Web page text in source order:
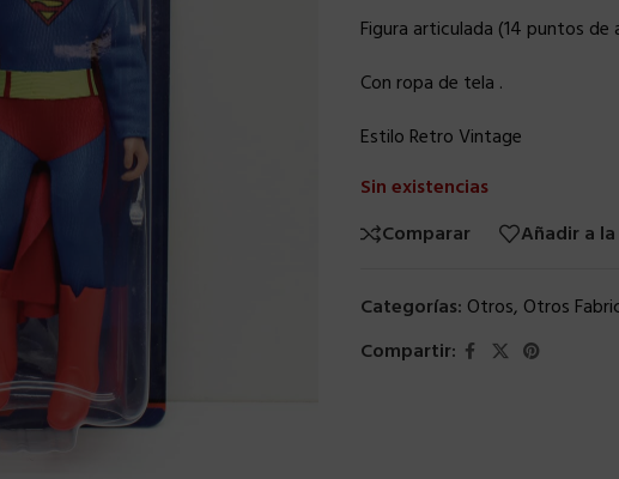
Figura articulada (14 puntos de
Con ropa de tela .
Estilo Retro Vintage
Sin existencias
Comparar
Añadir a
Categorías: Otros, Otros
Compartir: